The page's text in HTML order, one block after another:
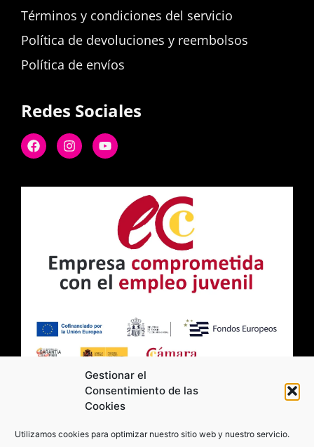
Gestionar el
Consentimiento de las
Cookies
Utilizamos cookies para optimizar nuestro sitio web y nuestro servicio.
Términos y condiciones del servicio
Política de devoluciones y reembolsos
Política de envíos
Redes Sociales
2026 Moviltick technologies. Todos los